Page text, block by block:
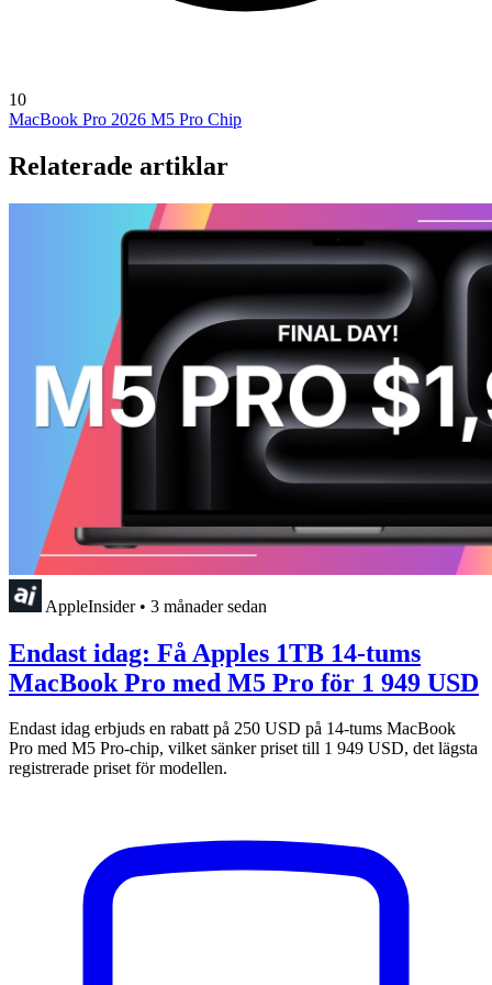
10
MacBook Pro 2026 M5 Pro Chip
Relaterade artiklar
AppleInsider • 3 månader sedan
Endast idag: Få Apples 1TB 14-tums
MacBook Pro med M5 Pro för 1 949 USD
Endast idag erbjuds en rabatt på 250 USD på 14-tums MacBook
Pro med M5 Pro-chip, vilket sänker priset till 1 949 USD, det lägsta
registrerade priset för modellen.